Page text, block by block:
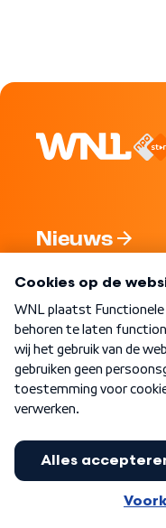
Nieuws
Nieuwsbrief
Word Lid